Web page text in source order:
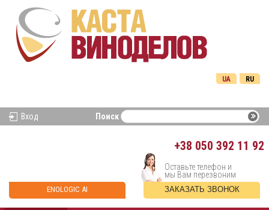
RU
UA
Вход Поиск
+38 050 392 11 92
ENOLOGIC AI
Оставьте телефон и
мы Вам перезвоним
ЗАКАЗАТЬ ЗВОНОК